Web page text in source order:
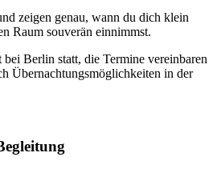
zeigen genau, wann du dich klein
Raum souverän einnimmst.
Berlin statt, die Termine vereinbaren
Übernachtungsmöglichkeiten in der